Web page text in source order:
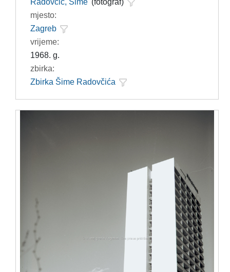
mjesto:
Zagreb
vrijeme:
1968. g.
zbirka:
Zbirka Šime Radovčića